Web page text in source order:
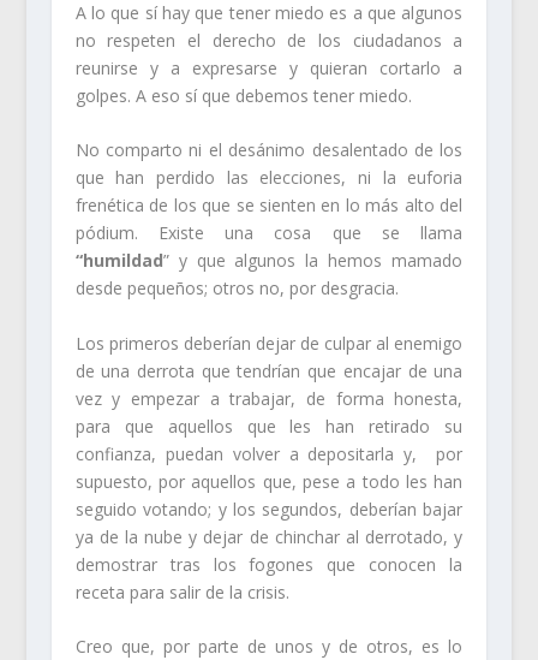
A lo que sí hay que tener miedo es a que algunos
no respeten el derecho de los ciudadanos a
reunirse y a expresarse y quieran cortarlo a
golpes. A eso sí que debemos tener miedo.
No comparto ni el desánimo desalentado de los
que han perdido las elecciones, ni la euforia
frenética de los que se sienten en lo más alto del
pódium. Existe una cosa que se llama
“humildad” y que algunos la hemos mamado
desde pequeños; otros no, por desgracia.
Los primeros deberían dejar de culpar al enemigo
de una derrota que tendrían que encajar de una
vez y empezar a trabajar, de forma honesta,
para que aquellos que les han retirado su
confianza, puedan volver a depositarla y, por
supuesto, por aquellos que, pese a todo les han
seguido votando; y los segundos, deberían bajar
ya de la nube y dejar de chinchar al derrotado, y
demostrar tras los fogones que conocen la
receta para salir de la crisis.
Creo que, por parte de unos y de otros, es lo